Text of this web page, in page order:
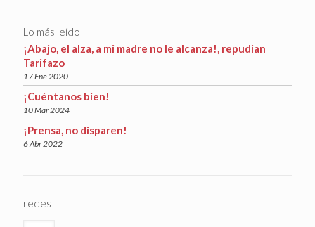
Lo más leído
¡Abajo, el alza, a mi madre no le alcanza!, repudian
Tarifazo
17 Ene 2020
¡Cuéntanos bien!
10 Mar 2024
¡Prensa, no disparen!
6 Abr 2022
redes